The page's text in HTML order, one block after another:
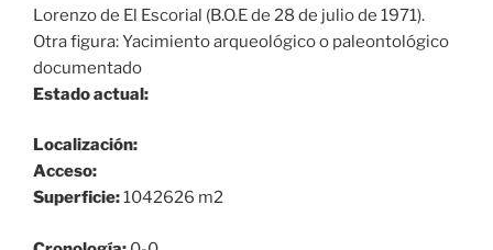
Lorenzo de El Escorial (B.O.E de 28 de julio de 1971).
Otra figura: Yacimiento arqueológico o paleontológico
documentado
Estado actual:
Localización:
Acceso:
Superficie:1042626 m2